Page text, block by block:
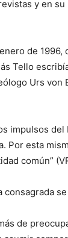
y en
de 1996,
Tello
Urs von
impulsos
Por esta
común”
de